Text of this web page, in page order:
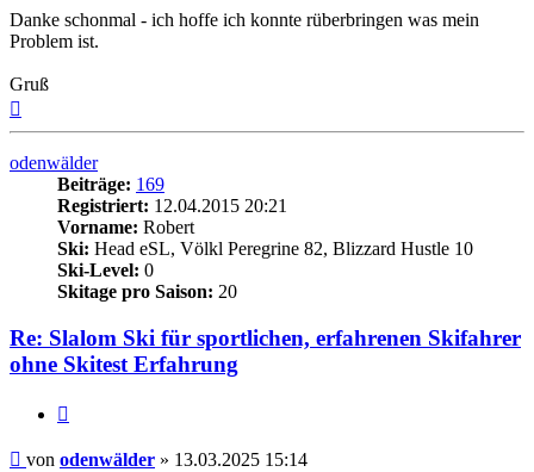
Danke schonmal - ich hoffe ich konnte rüberbringen was mein
Problem ist.
Gruß
odenwälder
Beiträge: 169
Registriert: 12.04.2015 20:21
Vorname: Robert
Ski: Head eSL, Völkl Peregrine 82, Blizzard Hustle 10
Ski-Level: 0
Skitage pro Saison: 20
Re: Slalom Ski für sportlichen, erfahrenen Skifahrer
ohne Skitest Erfahrung
Beitrag
von odenwälder » 13.03.2025 15:14